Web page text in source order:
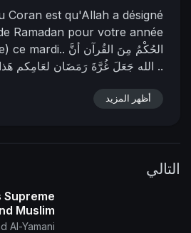
Coran est qu'Allah a désigné
Ramadan pour votre année
ce mardi.. الحُكْمُ مِنَ القُرآن أنَّ
الله جَعَلَ غُرَّةَ رَمَضَان لعَامِكم هَذا (1445 هـ) الثُّلاثَاء ..
12 - mars - 2024
p=44605
أظهر المزيد
التالي
Supreme
Muslim
Eye.
Al-Yamani